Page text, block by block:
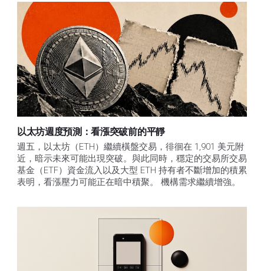
以太坊週度預測：看漲突破前的平靜
週五，以太坊（ETH）繼續橫盤交易，徘徊在 1,901 美元附
近，暗示未來可能出現突破。與此同時，穩定的交易所交易
基金（ETF）資金流入以及大型 ETH 持有者不斷增加的積累
表明，看漲壓力可能正在暗中積聚。 機構需求繼續增強。